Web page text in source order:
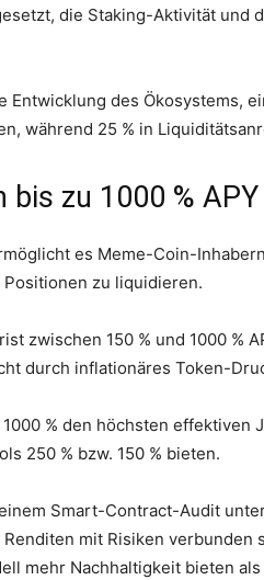
die Staking-Aktivität und
Entwicklung des Ökosystems,
während 25 % in
bis zu 1000 % APY
es Meme-Coin-
zu liquidieren.
zwischen 150 % und 1000 %
durch inflationäres Token-
% den höchsten effektiven
250 % bzw. 150 % bieten.
Smart-Contract-Audit
mit Risiken verbunden
mehr Nachhaltigkeit bieten